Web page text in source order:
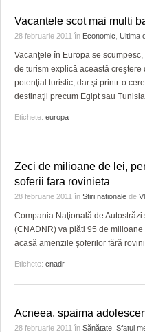
Vacantele scot mai multi
28 februarie 2011 în Economic Ultima
Vacanţele în Europa se
de turism explică această
potenţial turistic, dar şi printr-o
destinaţii precum Egipt sau
Etichete: europa
Zeci de milioane de lei,
soferii fara rovinieta
28 februarie 2011 în Stiri nationale de
Compania Naţională de
(CNADNR) va plăti 95 de
acasă amenzile şoferilor fără
Etichete: cnadr
Acneea, spaima
28 februarie 2011 în Sănătate Sfatul